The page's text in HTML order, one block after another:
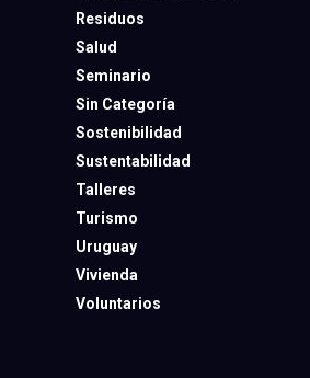
Residuos
Salud
Seminario
Sin Categoría
Sostenibilidad
Sustentabilidad
Talleres
Turismo
Uruguay
Vivienda
Voluntarios